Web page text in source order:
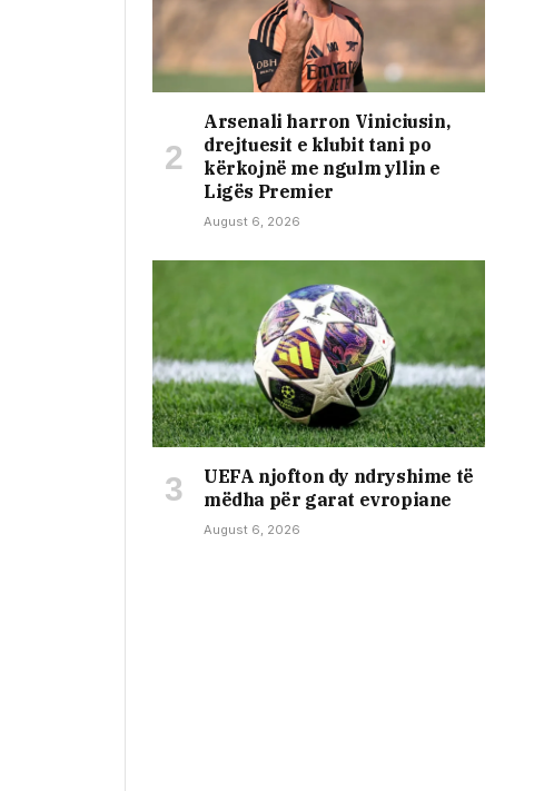
Arsenali harron Viniciusin,
drejtuesit e klubit tani po
kërkojnë me ngulm yllin e
Ligës Premier
August 6, 2026
UEFA njofton dy ndryshime të
mëdha për garat evropiane
August 6, 2026